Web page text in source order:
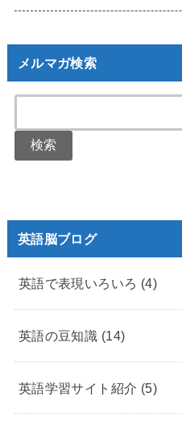
メルマガ検索
英語脳ブログ
英語で表現いろいろ (4)
英語の豆知識 (14)
英語学習サイト紹介 (5)